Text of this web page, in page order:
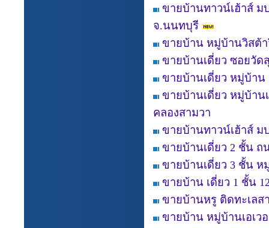
ขายบ้านทาวน์เฮ้าส์ ม
จ.นนทบุรี
ขายบ้าน หมู่บ้านวิสต้า
ขายบ้านเดี่ยว ซอยวั
ขายบ้านเดี่ยว หมู่บ้า
ขายบ้านเดี่ยว หมู่บ้าน
คลองสามวา
ขายบ้านทาวน์เฮ้าส์
ขายบ้านเดี่ยว 2 ชั้น ถ
ขายบ้านเดี่ยว 3 ชั้น ห
ขายบ้าน เดี่ยว 1 ชั้น
ขายบ้านหรู ติดทะเลส
ขายบ้าน หมู่บ้านเอเว